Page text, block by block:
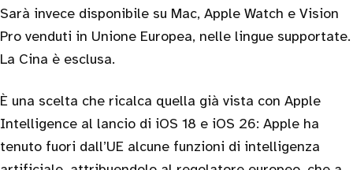
Sarà invece disponibile su Mac, Apple Watch e Vision
Pro venduti in Unione Europea, nelle lingue supportate.
La Cina è esclusa.
È una scelta che ricalca quella già vista con Apple
Intelligence al lancio di iOS 18 e iOS 26: Apple ha
tenuto fuori dall’UE alcune funzioni di intelligenza